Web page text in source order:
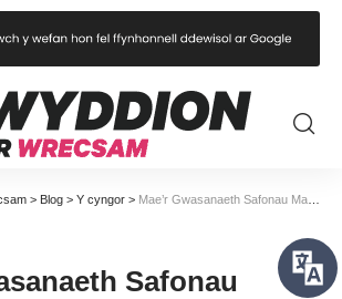
> Blog > Y cyngor > Mae’r Gwasanaeth Safonau Masnach Cenedlaethol yn rhoi rhybudd am don enfawr o sgamiau dros y misoedd nesaf.
Safonau